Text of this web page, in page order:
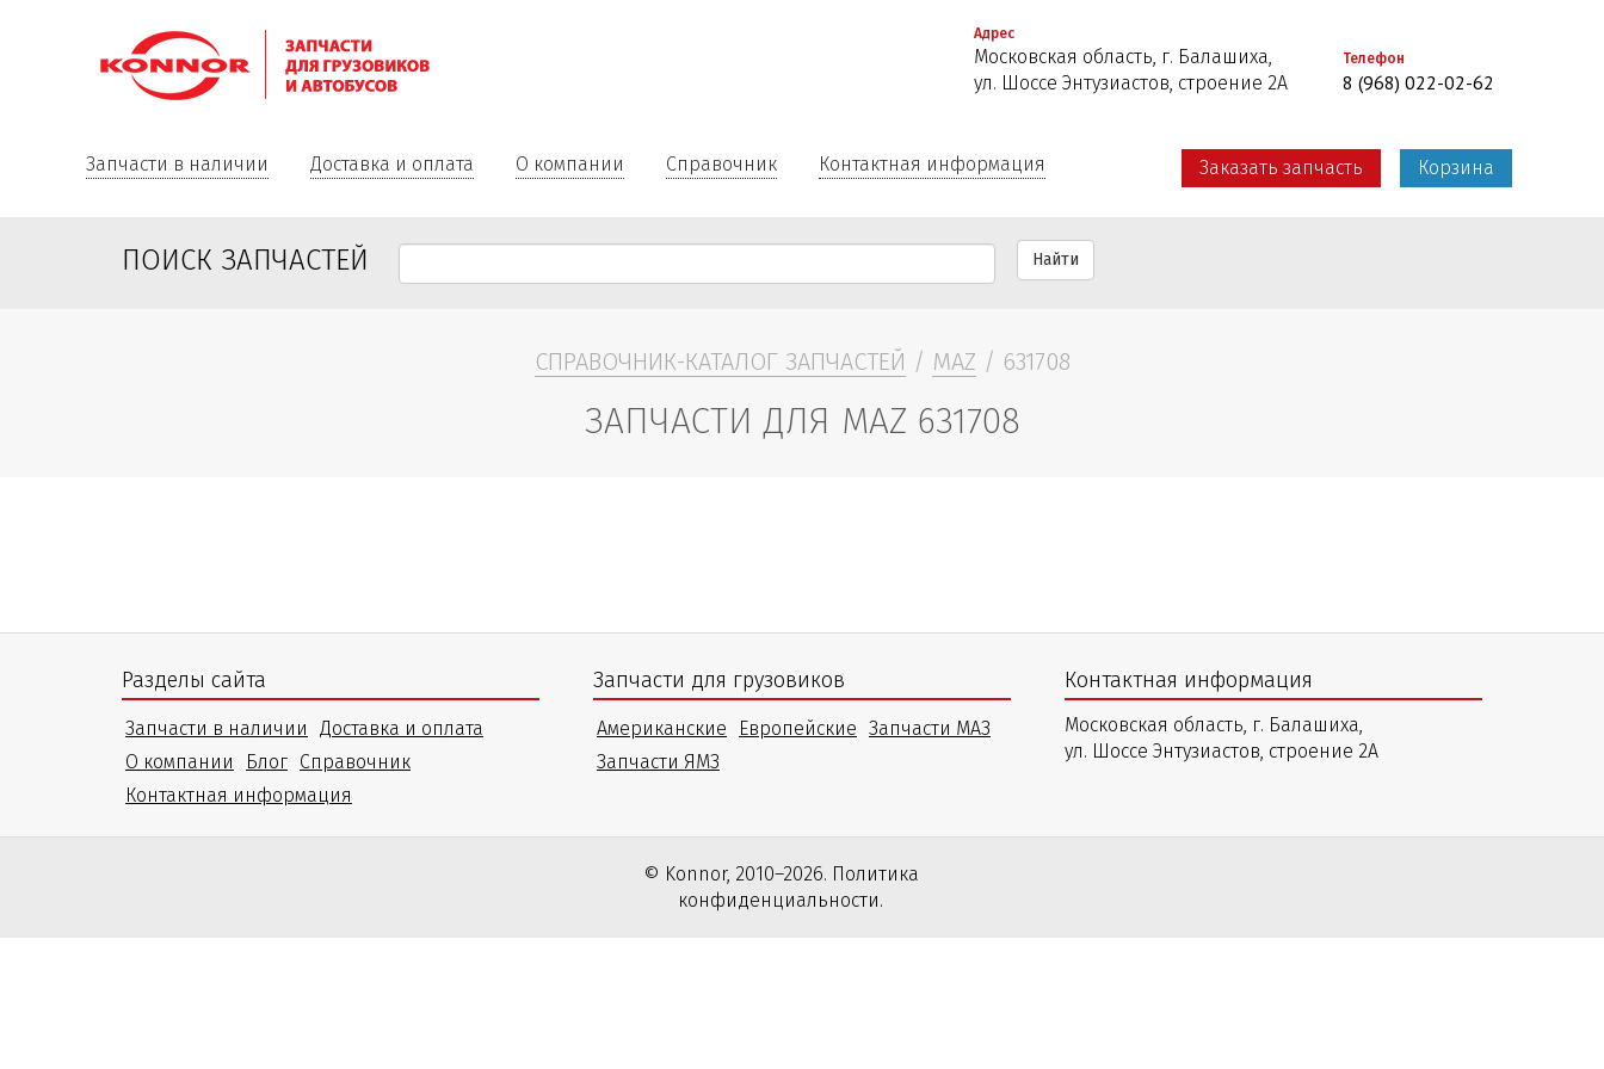
Адрес
Московская область, г. Балашиха,
ул. Шоссе Энтузиастов, строение 2А
Телефон
8 (968) 022-02-62
Запчасти в наличии Доставка и оплата О компании Справочник Контактная информация Заказать запчасть Корзина
ПОИСК ЗАПЧАСТЕЙ Найти
СПРАВОЧНИК-КАТАЛОГ ЗАПЧАСТЕЙ / MAZ / 631708
ЗАПЧАСТИ ДЛЯ MAZ 631708
Разделы сайта
Запчасти в наличии
Доставка и оплата
О компании
Блог Справочник
Контактная информация
Запчасти для грузовиков
Американские Европейские Запчасти МАЗ
Запчасти ЯМЗ
Контактная информация
Московская область, г. Балашиха,
ул. Шоссе Энтузиастов, строение 2А
© Konnor, 2010–2026. Политика
конфиденциальности.